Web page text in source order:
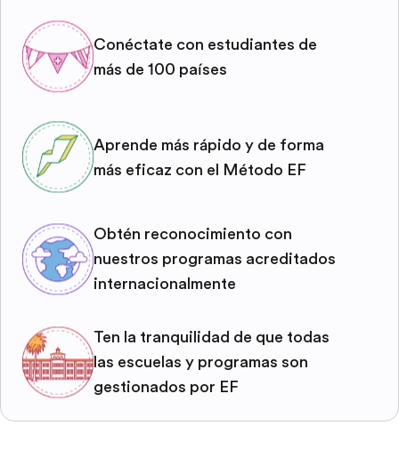
Conéctate con estudiantes de
más de 100 países
Aprende más rápido y de forma
más eficaz con el Método EF
Obtén reconocimiento con
nuestros programas acreditados
internacionalmente
Ten la tranquilidad de que todas
las escuelas y programas son
gestionados por EF